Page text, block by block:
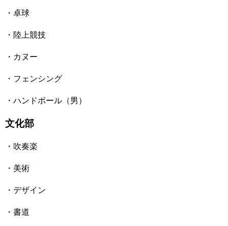
・卓球
・陸上競技
・カヌー
・フェンシング
・ハンドボール（男）
文化部
・吹奏楽
・美術
・デザイン
・書道